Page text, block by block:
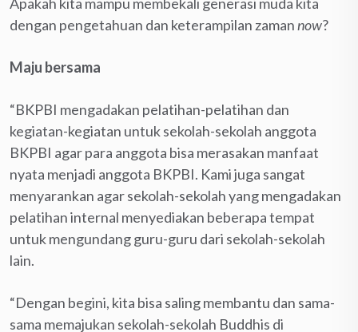
dengan pengetahuan dan keterampilan zamannow?
Maju bersama
“BKPBI mengadakan pelatihan-pelatihan dan
kegiatan-kegiatan untuk sekolah-sekolah anggota
BKPBI agar para anggota bisa merasakan manfaat
nyata menjadi anggota BKPBI. Kami juga sangat
menyarankan agar sekolah-sekolah yang mengadakan
pelatihan internal menyediakan beberapa tempat
untuk mengundang guru-guru dari sekolah-sekolah
lain.
“Dengan begini, kita bisa saling membantu dan sama-
sama memajukan sekolah-sekolah Buddhis di